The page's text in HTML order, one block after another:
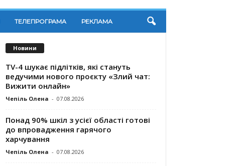
ТЕЛЕПРОГРАМА РЕКЛАМА
Новини
TV-4 шукає підлітків, які стануть
ведучими нового проєкту «Злий чат:
Вижити онлайн»
Чепіль Олена - 07.08.2026
Понад 90% шкіл з усієї області готові
до впровадження гарячого
харчування
Чепіль Олена - 07.08.2026